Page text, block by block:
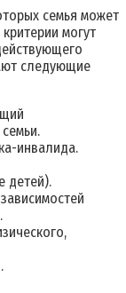
семья может
могут
следующие
инвалида.
детей).